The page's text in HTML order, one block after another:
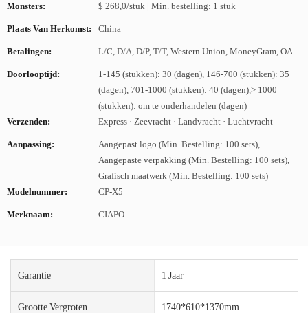
Monsters: $ 268,0/stuk | Min. bestelling: 1 stuk
Plaats Van Herkomst: China
Betalingen: L/C, D/A, D/P, T/T, Western Union, MoneyGram, OA
Doorlooptijd:
1-145 (stukken): 30 (dagen), 146-700 (stukken): 35
(dagen), 701-1000 (stukken): 40 (dagen),> 1000
(stukken): om te onderhandelen (dagen)
Verzenden:
Express · Zeevracht · Landvracht · Luchtvracht
Aanpassing:
Aangepast logo (Min. Bestelling: 100 sets),
Aangepaste verpakking (Min. Bestelling: 100 sets),
Grafisch maatwerk (Min. Bestelling: 100 sets)
Modelnummer:
CP-X5
Merknaam: CIAPO
Garantie 1 Jaar
Grootte Vergroten 1740*610*1370mm